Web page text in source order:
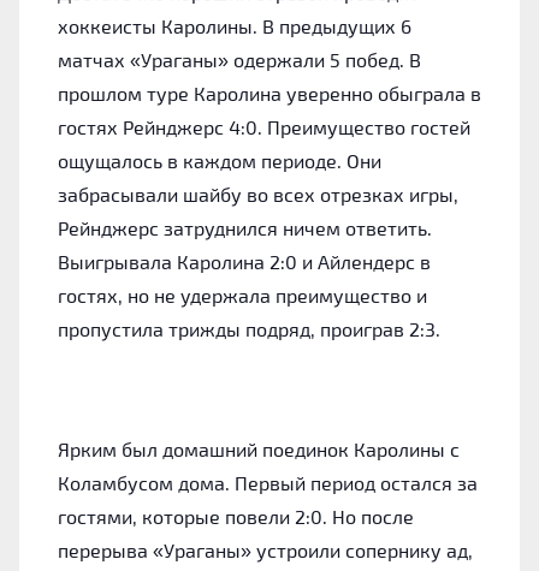
хоккеисты Каролины. В предыдущих 6
матчах «Ураганы» одержали 5 побед. В
прошлом туре Каролина уверенно обыграла в
гостях Рейнджерс 4:0. Преимущество гостей
ощущалось в каждом периоде. Они
забрасывали шайбу во всех отрезках игры,
Рейнджерс затруднился ничем ответить.
Выигрывала Каролина 2:0 и Айлендерс в
гостях, но не удержала преимущество и
пропустила трижды подряд, проиграв 2:3.
Ярким был домашний поединок Каролины с
Коламбусом дома. Первый период остался за
гостями, которые повели 2:0. Но после
перерыва «Ураганы» устроили сопернику ад,